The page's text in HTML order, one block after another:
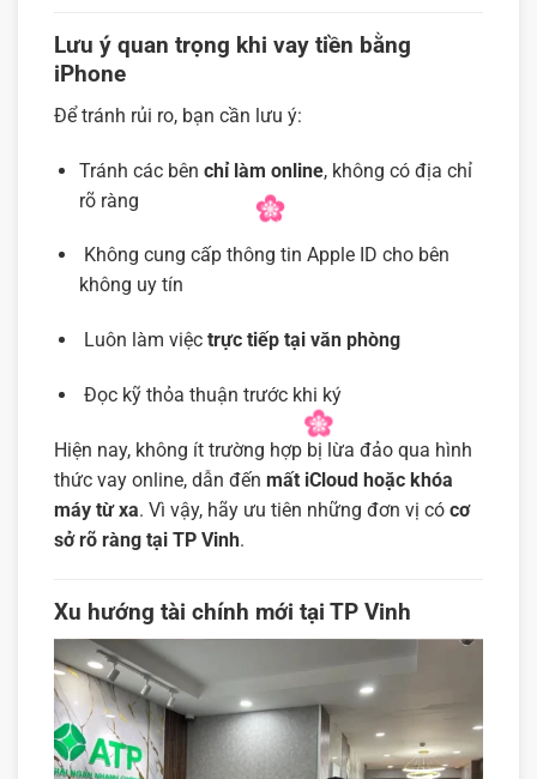
Lưu ý quan trọng khi vay tiền bằng
iPhone
Để tránh rủi ro, bạn cần lưu ý:
Tránh các bên chỉ làm online, không có địa chỉ
rõ ràng
Không cung cấp thông tin Apple ID cho bên
không uy tín
Luôn làm việc trực tiếp tại văn phòng
Đọc kỹ thỏa thuận trước khi ký
Hiện nay, không ít trường hợp bị lừa đảo qua hình
thức vay online, dẫn đến mất iCloud hoặc khóa
máy từ xa. Vì vậy, hãy ưu tiên những đơn vị có cơ
sở rõ ràng tại TP Vinh.
Xu hướng tài chính mới tại TP Vinh